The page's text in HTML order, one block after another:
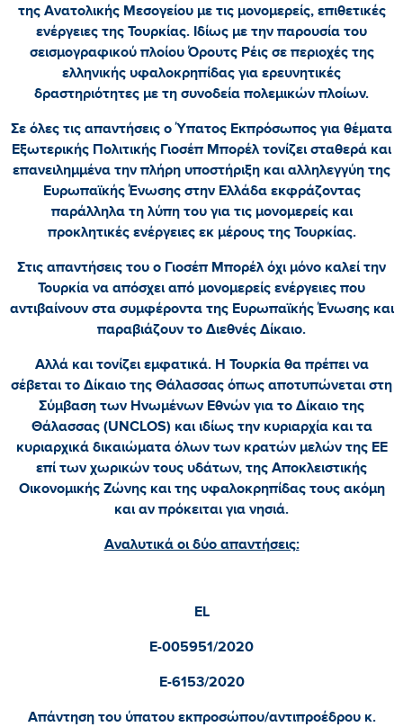
της Ανατολικής Μεσογείου με τις μονομερείς, επιθετικές
ενέργειες της Τουρκίας. Ιδίως με την παρουσία του
σεισμογραφικού πλοίου Όρουτς Ρέις σε περιοχές της
ελληνικής υφαλοκρηπίδας για ερευνητικές
δραστηριότητες με τη συνοδεία πολεμικών πλοίων.
Σε όλες τις απαντήσεις ο Ύπατος Εκπρόσωπος για θέματα
Εξωτερικής Πολιτικής Γιοσέπ Μπορέλ τονίζει σταθερά και
επανειλημμένα την πλήρη υποστήριξη και αλληλεγγύη της
Ευρωπαϊκής Ένωσης στην Ελλάδα εκφράζοντας
παράλληλα τη λύπη του για τις μονομερείς και
προκλητικές ενέργειες εκ μέρους της Τουρκίας.
Στις απαντήσεις του ο Γιοσέπ Μπορέλ όχι μόνο καλεί την
Τουρκία να απόσχει από μονομερείς ενέργειες που
αντιβαίνουν στα συμφέροντα της Ευρωπαϊκής Ένωσης και
παραβιάζουν το Διεθνές Δίκαιο.
Αλλά και τονίζει εμφατικά. Η Τουρκία θα πρέπει να
σέβεται το Δίκαιο της Θάλασσας όπως αποτυπώνεται στη
Σύμβαση των Ηνωμένων Εθνών για το Δίκαιο της
Θάλασσας (UNCLOS) και ιδίως την κυριαρχία και τα
κυριαρχικά δικαιώματα όλων των κρατών μελών της ΕΕ
επί των χωρικών τους υδάτων, της Αποκλειστικής
Οικονομικής Ζώνης και της υφαλοκρηπίδας τους ακόμη
και αν πρόκειται για νησιά.
Αναλυτικά οι δύο απαντήσεις:
EL
E-005951/2020
E-6153/2020
Απάντηση του ύπατου εκπροσώπου/αντιπροέδρου κ.